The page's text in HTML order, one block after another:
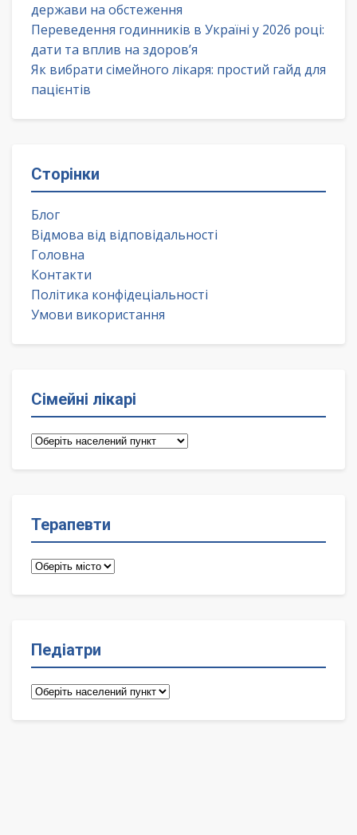
держави на обстеження
Переведення годинників в Україні у 2026 році:
дати та вплив на здоров’я
Як вибрати сімейного лікаря: простий гайд для
пацієнтів
Сторінки
Блог
Відмова від відповідальності
Головна
Контакти
Політика конфідеціальності
Умови використання
Сімейні лікарі
Сімейні
Терапевти
Терапевти
Педіатри
Педіатри